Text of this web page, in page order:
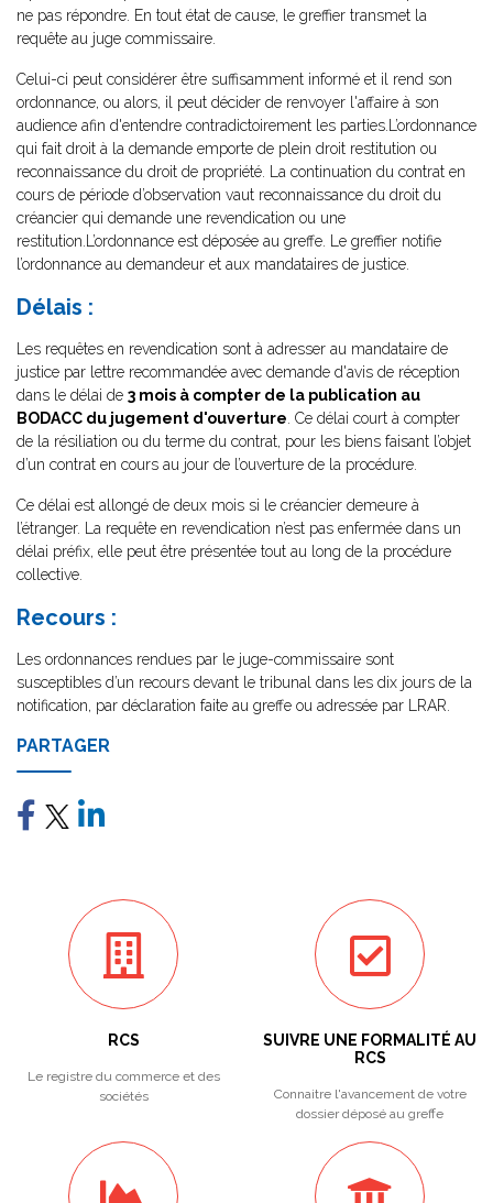
ne pas répondre. En tout état de cause, le greffier transmet la
requête au juge commissaire.
Celui-ci peut considérer être suffisamment informé et il rend son
ordonnance, ou alors, il peut décider de renvoyer l'affaire à son
audience afin d'entendre contradictoirement les parties.L’ordonnance
qui fait droit à la demande emporte de plein droit restitution ou
reconnaissance du droit de propriété. La continuation du contrat en
cours de période d’observation vaut reconnaissance du droit du
créancier qui demande une revendication ou une
restitution.L’ordonnance est déposée au greffe. Le greffier notifie
l’ordonnance au demandeur et aux mandataires de justice.
Délais :
Les requêtes en revendication sont à adresser au mandataire de
justice par lettre recommandée avec demande d'avis de réception
dans le délai de 3 mois à compter de la publication au
BODACC du jugement d'ouverture . Ce délai court à compter
de la résiliation ou du terme du contrat, pour les biens faisant l’objet
d’un contrat en cours au jour de l’ouverture de la procédure.
Ce délai est allongé de deux mois si le créancier demeure à
l’étranger. La requête en revendication n’est pas enfermée dans un
délai préfix, elle peut être présentée tout au long de la procédure
collective.
Recours :
Les ordonnances rendues par le juge-commissaire sont
susceptibles d’un recours devant le tribunal dans les dix jours de la
notification, par déclaration faite au greffe ou adressée par LRAR.
PARTAGER
RCS
Le registre du commerce et des
sociétés
SUIVRE UNE FORMALITÉ AU
RCS
Connaitre l'avancement de votre
dossier déposé au greffe